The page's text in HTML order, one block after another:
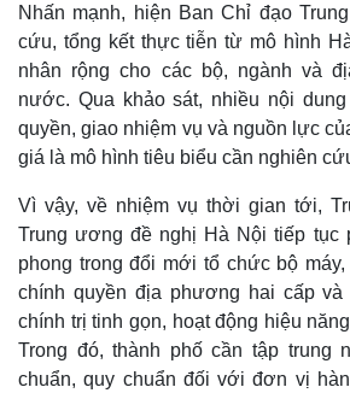
Nhấn mạnh, hiện Ban Chỉ đạo
cứu, tổng kết thực tiễn từ mô hình
nhân rộng cho các bộ, ngành và
nước. Qua khảo sát, nhiều nội
quyền, giao nhiệm vụ và nguồn lực
giá là mô hình tiêu biểu cần nghiên
Vì vậy, về nhiệm vụ thời gian tới,
Trung ương đề nghị Hà Nội tiếp tục
phong trong đổi mới tổ chức bộ
chính quyền địa phương hai cấp
chính trị tinh gọn, hoạt động hiệu
Trong đó, thành phố cần tập trung
chuẩn, quy chuẩn đối với đơn vị